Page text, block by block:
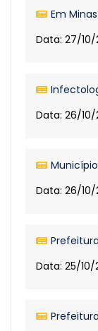
Em
Data: 27/10/
Data: 26/10/
Data: 26/10/
Data: 25/10/